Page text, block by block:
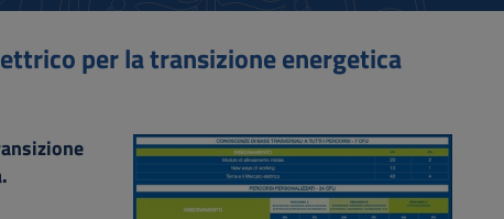
per la transizione energetica